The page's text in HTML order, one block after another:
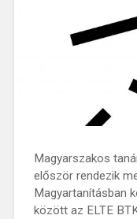
Magyarszakos
először rendezik
Magyartanításban
között az ELTE